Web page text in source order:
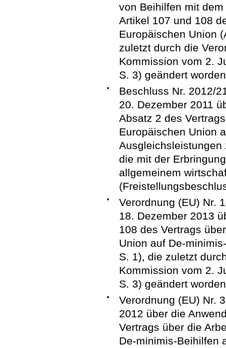
von Beihilfen mit
Artikel 107 und 108
Europäischen Union
zuletzt durch die
Kommission vom 2.
S. 3) geändert
•
Beschluss Nr. 2012/
20. Dezember 2011
Absatz 2 des
Europäischen Union
die mit der
allgemeinem
•
Verordnung (EU) Nr.
18. Dezember 2013
108 des Vertrags
Union auf De-
S. 1), die zuletzt
Kommission vom 2.
S. 3) geändert
•
Verordnung (EU) Nr.
2012 über die
Vertrags über die
De-minimis-Beihilfen